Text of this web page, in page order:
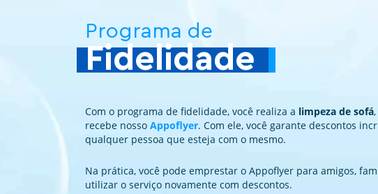
Programa de
Fidelidade
Com o programa de fidelidade, você realiza a limpeza de sofá
recebe nosso Appoflyer. Com ele, você garante descontos
qualquer pessoa que esteja com o mesmo.
Na prática, você pode emprestar o Appoflyer para amigos,
utilizar o serviço novamente com descontos.